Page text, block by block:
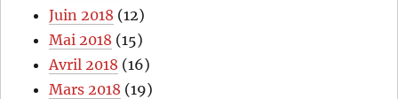
Juin 2018 (12)
Mai 2018 (15)
Avril 2018 (16)
Mars 2018 (19)